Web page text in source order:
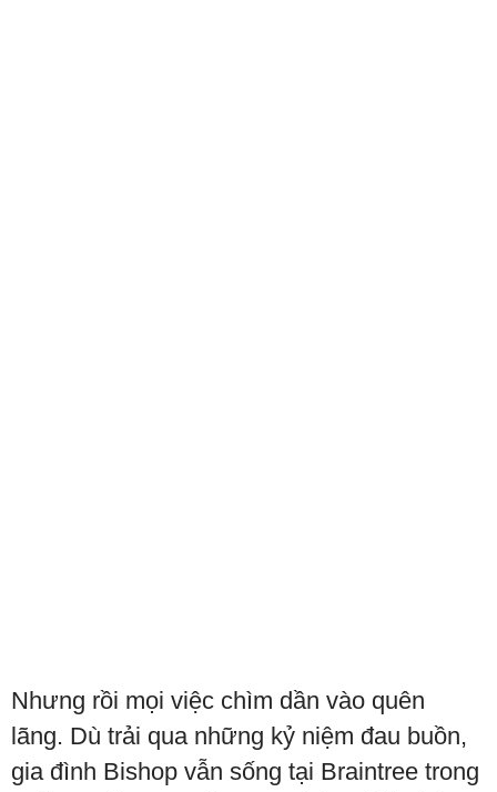
Nhưng rồi mọi việc chìm dần vào quên
lãng. Dù trải qua những kỷ niệm đau buồn,
gia đình Bishop vẫn sống tại Braintree trong